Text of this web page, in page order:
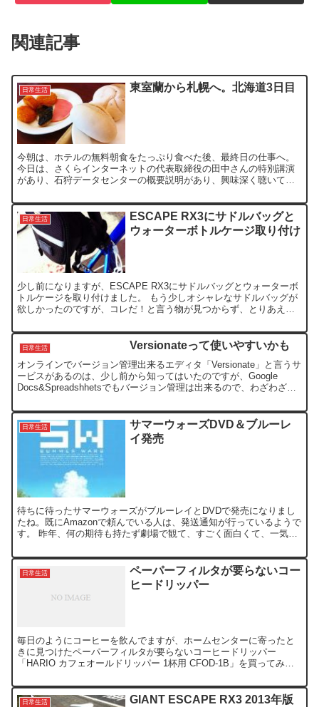
関連記事
日常生活 東室蘭から札幌へ。北海道3日目
今朝は、ホテルの無料朝食をたっぷり食べた後、最終日の仕事へ。
今日は、さくらインターネットの代表取締役の田中さんの特別講演
があり、石狩データセンターの概要説明があり、興味深く聴いてお
日常生活
ESCAPE RX3にサドルバッグと
ウォーターボトルケージ取り付け
少し前になりますが、ESCAPE RX3にサドルバッグとウォーターボ
トルケージを取り付けました。 もう少しオシャレなサドルバッグが
欲しかったのですが、コレだ！と言う物が見つからず、とりあえず
日常生活 Versionateって使いやすいかも
オンラインでバージョン管理出来るエディタ「Versionate」と言うサ
ービスがあるのは、少し前から知ってはいたのですが、Google
Docs&Spreadshhetsでもバージョン管理は出来るので、わざわざ、
日常生活
サマーウォーズDVD＆ブルーレ
イ発売
待ちに待ったサマーウォーズがブルーレイとDVDで発売になりまし
たね。既にAmazonで頼んでいる人は、発送通知が行っているようで
す。 昨年、何の期待も持たず劇場で観て、すごく面白くて、一気に
日常生活
ペーパーフィルタが要らないコー
ヒードリッパー
毎日のようにコーヒーを飲んでますが、ホームセンターに寄ったと
きに見つけたペーパーフィルタが要らないコーヒードリッパー
「HARIO カフェオールドリッパー 1杯用 CFOD-1B」を買ってみ
日常生活
GIANT ESCAPE RX3 2013年版